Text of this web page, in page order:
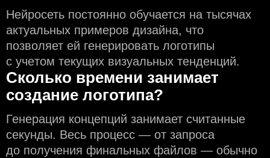
Нейросеть постоянно обучается на тысячах
актуальных примеров дизайна, что
позволяет ей генерировать логотипы
с учeтом текущих визуальных тенденций.
Сколько времени занимает
создание логотипа?
Генерация концепций занимает считанные
секунды. Весь процесс — от запроса
до получения финальных файлов — обычно